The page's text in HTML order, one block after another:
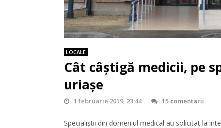
LOCALE
Cât câștigă medicii, pe
uriașe
1 februarie 2019, 23:44 15 comentarii
Specialiștii din domeniul medical au solicitat la